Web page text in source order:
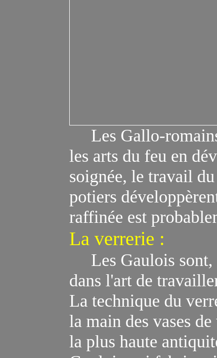
Les Gallo-r
les arts du feu en
soignée, le travail
potiers
raffinée est
La verrerie :
Les Gaulois sont,
dans l'art de
La technique du
la main des vases
la plus haute